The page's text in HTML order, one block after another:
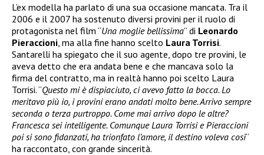
L’ex modella ha parlato di una sua occasione mancata. Tra il
2006 e il 2007 ha sostenuto diversi provini per il ruolo di
protagonista nel film “Una moglie bellissima” di Leonardo
Pieraccioni , ma alla fine hanno scelto Laura Torrisi.
Santarelli ha spiegato che il suo agente, dopo tre provini, le
aveva detto che era andata bene e che mancava solo la
firma del contratto, ma in realtà hanno poi scelto Laura
Torrisi. “Questo mi è dispiaciuto, ci avevo fatto la bocca. Lo
meritavo più io, i provini erano andati molto bene. Arrivo sempre
seconda o terza purtroppo. Come mai arrivo dopo le altre?
Francesca sei intelligente. Comunque Laura Torrisi e Pieraccioni
poi si sono fidanzati, ha trionfato l’amore, il destino voleva così“
ha raccontato, con grande sincerità.